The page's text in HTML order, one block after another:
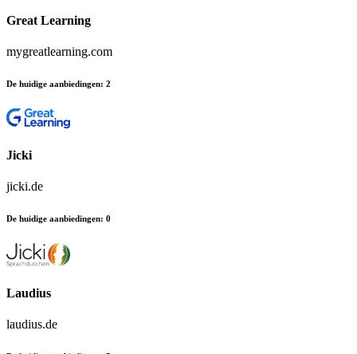
Great Learning
mygreatlearning.com
De huidige aanbiedingen: 2
Jicki
jicki.de
De huidige aanbiedingen: 0
Laudius
laudius.de